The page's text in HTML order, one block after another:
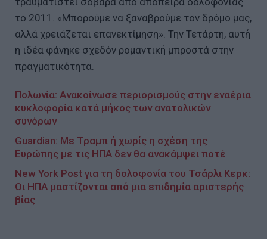
το 2011. «Μπορούμε να ξαναβρούμε τον δρόμο μας,
αλλά χρειάζεται επανεκτίμηση». Την Τετάρτη, αυτή
η ιδέα φάνηκε σχεδόν ρομαντική μπροστά στην
πραγματικότητα.
Πολωνία: Ανακοίνωσε περιορισμούς στην εναέρια
κυκλοφορία κατά μήκος των ανατολικών
συνόρων
Guardian: Με Τραμπ ή χωρίς η σχέση της
Ευρώπης με τις ΗΠΑ δεν θα ανακάμψει ποτέ
New York Post για τη δολοφονία του Τσάρλι Κερκ:
Οι ΗΠΑ μαστίζονται από μια επιδημία αριστερής
βίας